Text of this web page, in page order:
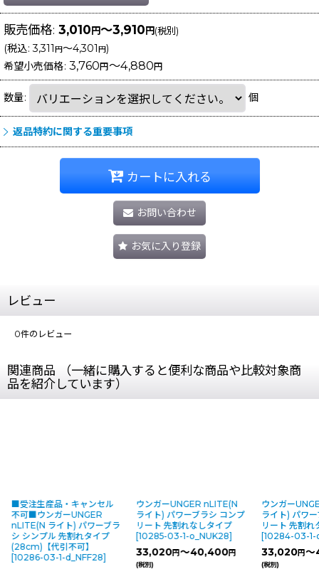
販売価格: 3,010円～3,910円(税別)
(税込: 3,311 円～4,301 円)
希望小売価格: 3,760 円 ～4,880 円
数量: 個
返品特約に関する重要事項
カートに入れる
お問い合わせ
お気に入り登録
レビュー
0件のレビュー
関連商品 （一緒に購入すると便利な商品や比較対象商
品を紹介しています）
■受注生産品・キャンセル
不可■ウンガーUNGER
nLITE(N ライト) パワーブラ
シ シンプル 先割れタイプ
(28cm)【代引不可】
[10286-03-1-d_NFF28]
ウンガーUNGER nLITE(N
ライト) パワーブラシ コンプ
リート 先割れなしタイプ
[10285-03-1-o_NUK28]
33,020円～40,400円
(税別)
ウンガー
ライト) パワ
リート 先割れ
[10284-03-1-
33,020円
(税別)